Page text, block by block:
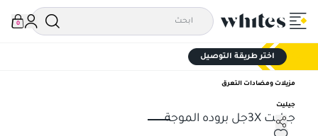
0
اختر طريقة التوصيل
مزيلات ومضادات التعرق
جيليت
جيليت 3Xجل بروده الموجة